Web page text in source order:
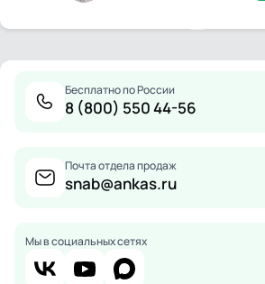
Бесплатно по России
8 (800) 550 44-56
Почта отдела продаж
snab@ankas.ru
Мы в социальных сетях